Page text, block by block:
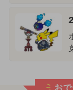
お